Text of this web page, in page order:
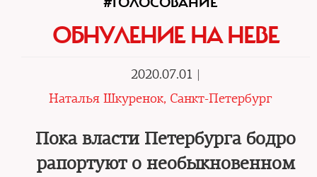
ОБНУЛЕНИЕ НА НЕВЕ
2020.07.01 |
Наталья Шкуренок, Санкт-Петербург
Пока власти Петербурга бодро
рапортуют о необыкновенном